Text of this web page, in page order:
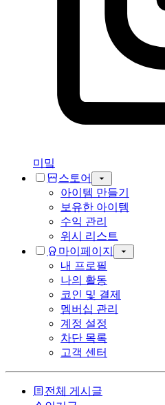
미밐
스토어
아이템 만들기
보유한 아이템
수익 관리
위시 리스트
마이페이지
내 프로필
나의 활동
코인 및 결제
멤버십 관리
계정 설정
차단 목록
고객 센터
전체 게시글